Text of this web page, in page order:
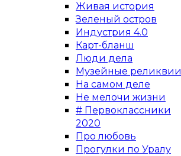
Живая история
Зеленый остров
Индустрия 4.0
Карт-бланш
Люди дела
Музейные реликвии
На самом деле
Не мелочи жизни
# Первоклассники
2020
Про любовь
Прогулки по Уралу